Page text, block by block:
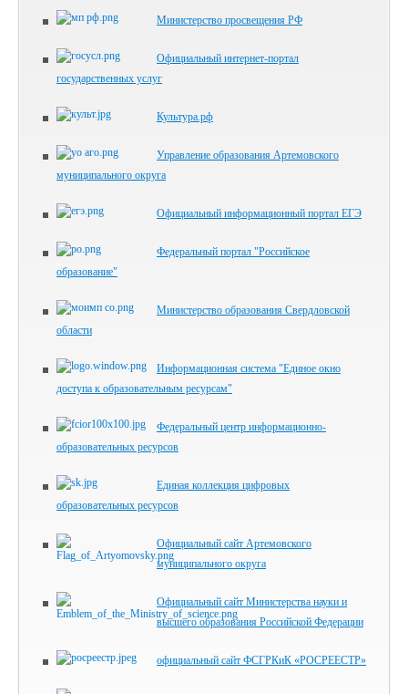
Министерство просвещения РФ
Официальный интернет-портал
государственных услуг
Культура.рф
Управление образования Артемовского
муниципального округа
Официальный информационный портал ЕГЭ
Федеральный портал "Российское
образование"
Министерство образования Свердловской
области
Информационная система "Единое окно
доступа к образовательным ресурсам"
Федеральный центр информационно-
образовательных ресурсов
Единая коллекция цифровых
образовательных ресурсов
Официальный сайт Артемовского
муниципального округа
Официальный сайт Министерства науки и
высшего образования Российской Федерации
официальный сайт ФСГРКиК «РОСРЕЕСТР»